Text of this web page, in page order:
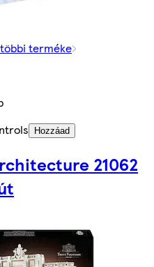
terméke
Hozzáad
21062